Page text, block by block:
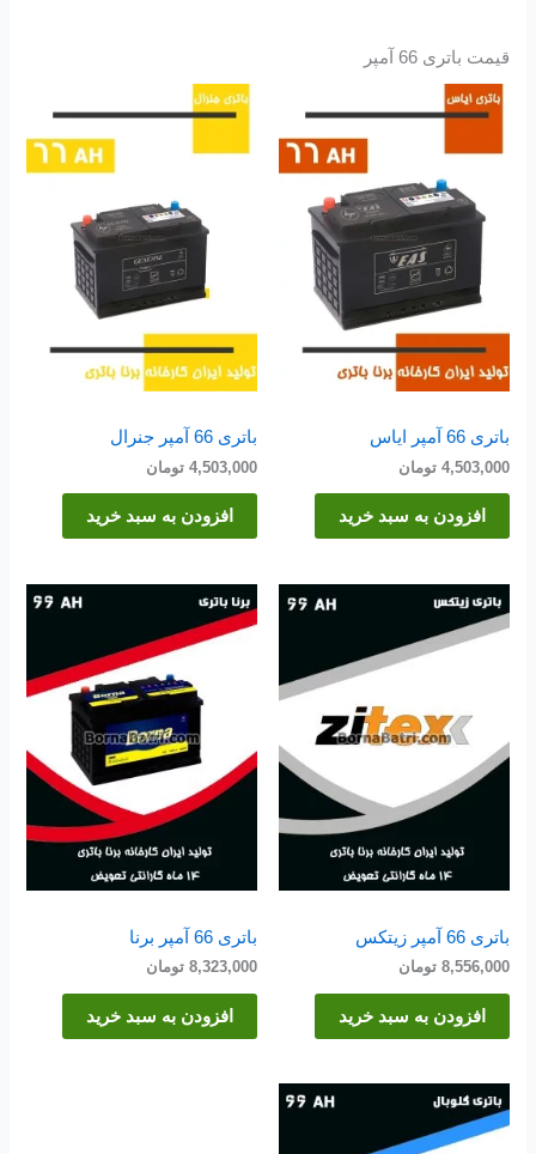
قیمت باتری 66 آمپر
باتری 66 آمپر ایاس
4,503,000 تومان
افزودن به سبد خرید
باتری 66 آمپر جنرال
4,503,000 تومان
افزودن به سبد خرید
باتری 66 آمپر زیتکس
8,556,000 تومان
افزودن به سبد خرید
باتری 66 آمپر برنا
8,323,000 تومان
افزودن به سبد خرید